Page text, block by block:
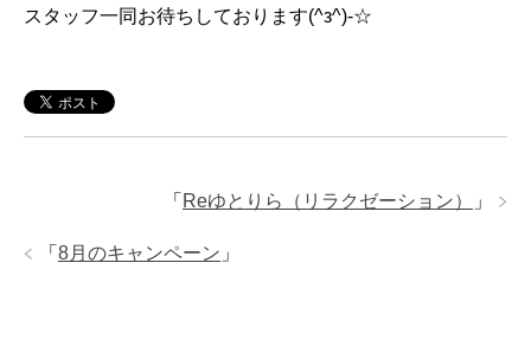
スタッフ一同お待ちしております(^з^)-☆
「 Reゆとりら（リラクゼーション） 」
「 8月のキャンペーン 」